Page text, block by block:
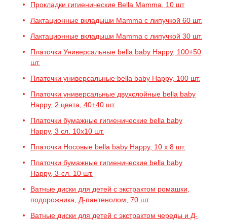
Прокладки гигиенические Bella Mamma, 10 шт
Лактационные вкладыши Mamma с липучкой 60 шт.
Лактационные вкладыши Mamma с липучкой 30 шт.
Платочки Универсальные bella baby Happy, 100+50
шт.
Платочки универсальные bella baby Happy, 100 шт.
Платочки универсальные двухслойные bella baby
Happy, 2 цвета, 40+40 шт.
Платочки бумажные гигиенические bella baby
Happy, 3 сл. 10х10 шт.
Платочки Носовые bella baby Happy, 10 x 8 шт.
Платочки бумажные гигиенические bella baby
Happy, 3-сл. 10 шт.
Ватные диски для детей с экстрактом ромашки,
подорожника, Д-пантенолом, 70 шт
Ватные диски для детей с экстрактом череды и Д-